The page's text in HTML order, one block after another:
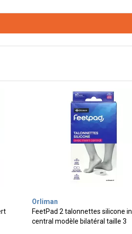
Orliman
FeetPad 2 talonnettes silicone
central modèle bilatéral taille 3